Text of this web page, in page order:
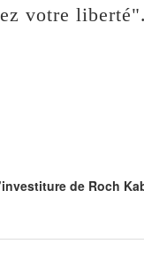
votre liberté".
de Roch